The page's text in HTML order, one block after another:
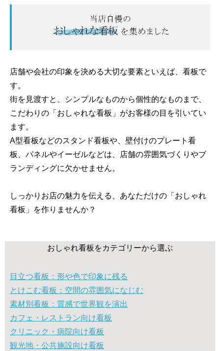
おすすめのおしゃれな看板を集めました｜スタンド看板
店舗や会社の印象を決める大切な要素といえば、看板で
す。
街を見渡すと、シンプルなものから個性的なものまで、
こだわりの「おしゃれな看板」がお客様の目を引いてい
ます。
A型看板などのスタンド看板や、壁付けのプレート看
板、パネルやイーゼルなどは、
店舗の雰囲気づくりやブ
ランディングに欠かせません。
しっかりお店の魅力を伝える、あなただけの「おしゃれ
看板」を作りませんか？
おしゃれ看板をカテゴリーから選ぶ
目立つ看板：形や色で印象に残る
とけこむ看板：空間の雰囲気になじむ
素材別看板：質感で世界観を演出
カフェ・レストラン向け看板
クリニック・病院向け看板
観光地・公共施設向け看板